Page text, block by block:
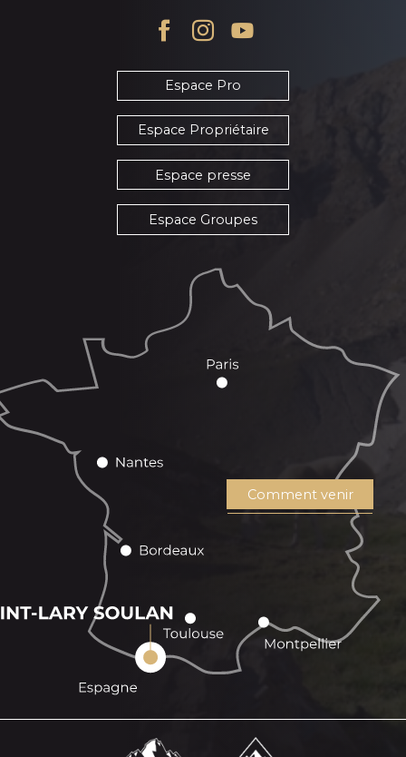
Espace Pro
Espace Propriétaire
Espace presse
Espace Groupes
Comment venir